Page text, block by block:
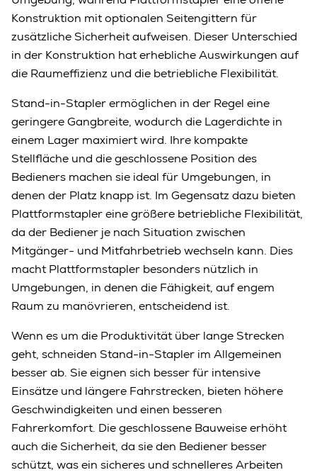
Konstruktion mit optionalen Seitengittern für
zusätzliche Sicherheit aufweisen. Dieser Unterschied
in der Konstruktion hat erhebliche Auswirkungen auf
die Raumeffizienz und die betriebliche Flexibilität.
Stand-in-Stapler ermöglichen in der Regel eine
geringere Gangbreite, wodurch die Lagerdichte in
einem Lager maximiert wird. Ihre kompakte
Stellfläche und die geschlossene Position des
Bedieners machen sie ideal für Umgebungen, in
denen der Platz knapp ist. Im Gegensatz dazu bieten
Plattformstapler eine größere betriebliche Flexibilität,
da der Bediener je nach Situation zwischen
Mitgänger- und Mitfahrbetrieb wechseln kann. Dies
macht Plattformstapler besonders nützlich in
Umgebungen, in denen die Fähigkeit, auf engem
Raum zu manövrieren, entscheidend ist.
Wenn es um die Produktivität über lange Strecken
geht, schneiden Stand-in-Stapler im Allgemeinen
besser ab. Sie eignen sich besser für intensive
Einsätze und längere Fahrstrecken, bieten höhere
Geschwindigkeiten und einen besseren
Fahrerkomfort. Die geschlossene Bauweise erhöht
auch die Sicherheit, da sie den Bediener besser
schützt, was ein sicheres und schnelleres Arbeiten